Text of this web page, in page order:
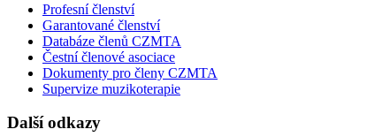
Profesní členství
Garantované členství
Databáze členů CZMTA
Čestní členové asociace
Dokumenty pro členy CZMTA
Supervize muzikoterapie
Další odkazy